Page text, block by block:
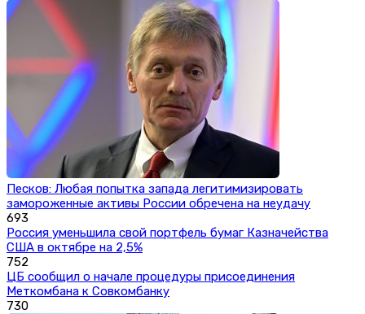
Песков: Любая попытка запада легитимизировать
замороженные активы России обречена на неудачу
693
Россия уменьшила свой портфель бумаг Казначейства
США в октябре на 2,5%
752
ЦБ сообщил о начале процедуры присоединения
Меткомбана к Совкомбанку
730